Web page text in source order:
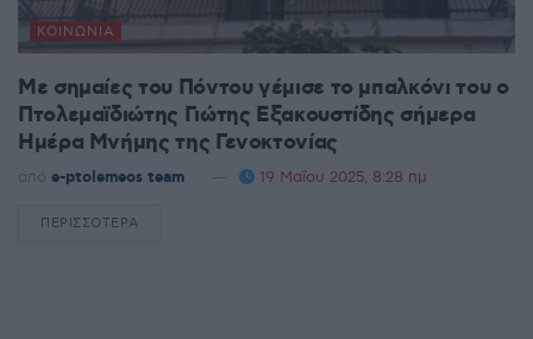
ΚΟΙΝΩΝΊΑ
Με σημαίες του Πόντου γέμισε το μπαλκόνι του ο
Πτολεμαϊδιώτης Γιώτης Εξακουστίδης σήμερα
Ημέρα Μνήμης της Γενοκτονίας
από e-ptolemeos team 19 Μαΐου 2025, 8:28 πμ
ΠΕΡΙΣΣΌΤΕΡΑ